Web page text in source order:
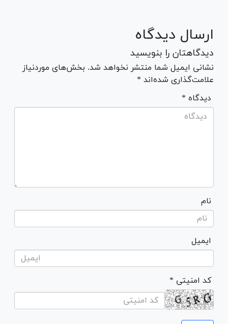
ارسال دیدگاه
دیدگاهتان را بنویسید
نشانی ایمیل شما منتشر نخواهد شد. بخش‌های موردنیاز
علامت‌گذاری شده‌اند *
* دیدگاه
نام
ایمیل
* کد امنیتی